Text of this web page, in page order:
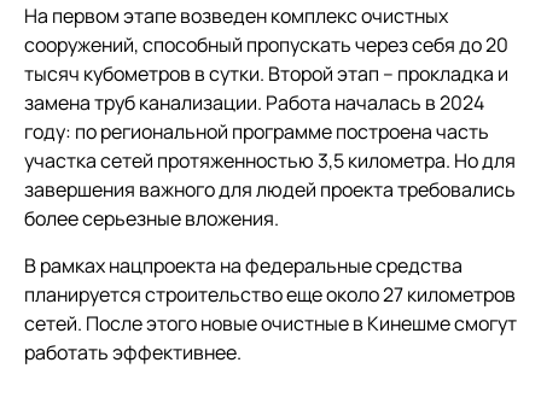
На первом этапе возведен комплекс очистных
сооружений, способный пропускать через себя до 20
тысяч кубометров в сутки. Второй этап – прокладка и
замена труб канализации. Работа началась в 2024
году: по региональной программе построена часть
участка сетей протяженностью 3,5 километра. Но для
завершения важного для людей проекта требовались
более серьезные вложения.
В рамках нацпроекта на федеральные средства
планируется строительство еще около 27 километров
сетей. После этого новые очистные в Кинешме смогут
работать эффективнее.